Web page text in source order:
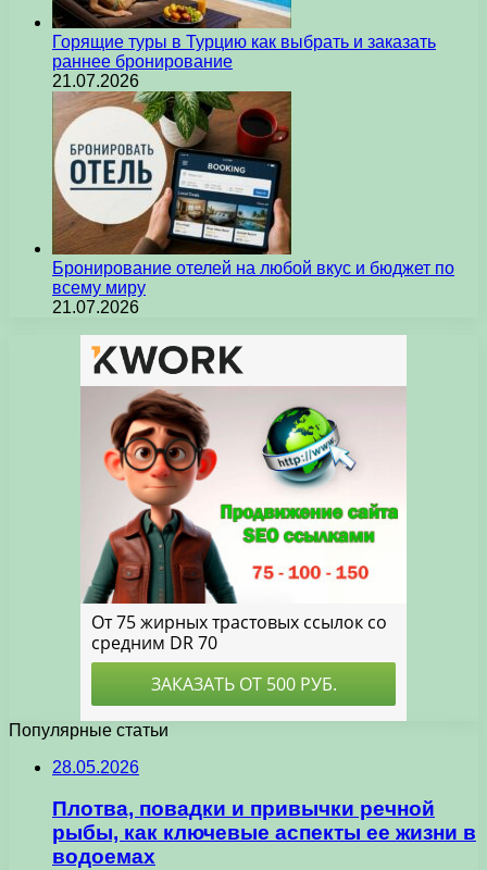
Горящие туры в Турцию как выбрать и заказать
раннее бронирование
21.07.2026
Бронирование отелей на любой вкус и бюджет по
всему миру
21.07.2026
Популярные статьи
28.05.2026
Плотва, повадки и привычки речной
рыбы, как ключевые аспекты ее жизни в
водоемах